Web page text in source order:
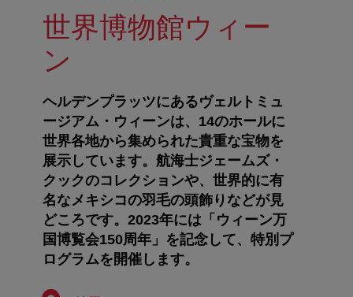
世界博物館ウィー
ン
ヘルデンプラッツにあるヴェルトミュ
ージアム・ウィーンは、14のホールに
世界各地から集められた貴重な宝物を
展示しています。航海士ジェームズ・
クックのコレクションや、世界的に有
名なメキシコの羽毛の頭飾りなどが見
どころです。2023年には「ウィーン万
国博覧会150周年」を記念して、特別プ
ログラムを開催します。